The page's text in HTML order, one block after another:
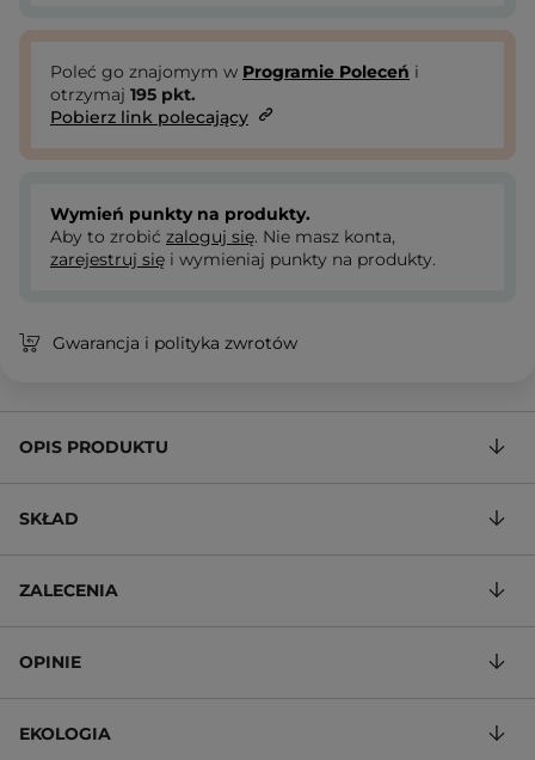
Poleć go znajomym w Programie Poleceń i
otrzymaj 195 pkt.
Pobierz link polecający
Wymień punkty na produkty.
Aby to zrobić zaloguj się. Nie masz konta,
zarejestruj się i wymieniaj punkty na produkty.
Gwarancja i polityka zwrotów
OPIS PRODUKTU
SKŁAD
ZALECENIA
OPINIE
EKOLOGIA